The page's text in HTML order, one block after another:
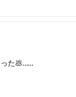
った💩……